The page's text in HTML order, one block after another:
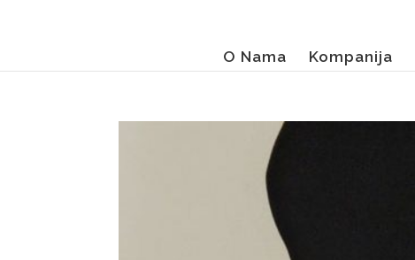
O Nama Kompanija